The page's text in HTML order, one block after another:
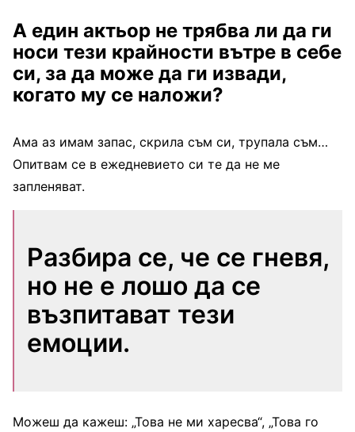
А един актьор не трябва ли да ги
носи тези крайности вътре в себе
си, за да може да ги извади,
когато му се наложи?
Ама аз имам запас, скрила съм си, трупала съм…
Опитвам се в ежедневието си те да не ме
запленяват.
Разбира се, че се гневя,
но не е лошо да се
възпитават тези
емоции.
Можеш да кажеш: „Това не ми харесва“, „Това го